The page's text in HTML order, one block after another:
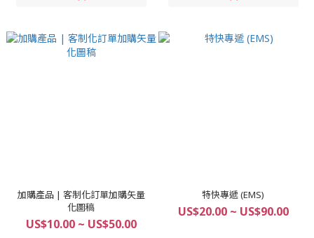
加購產品 | 客制化訂單加購矢量
化圖稿
US$10.00 ~ US$50.00
特快專遞 (EMS)
US$20.00 ~ US$90.00